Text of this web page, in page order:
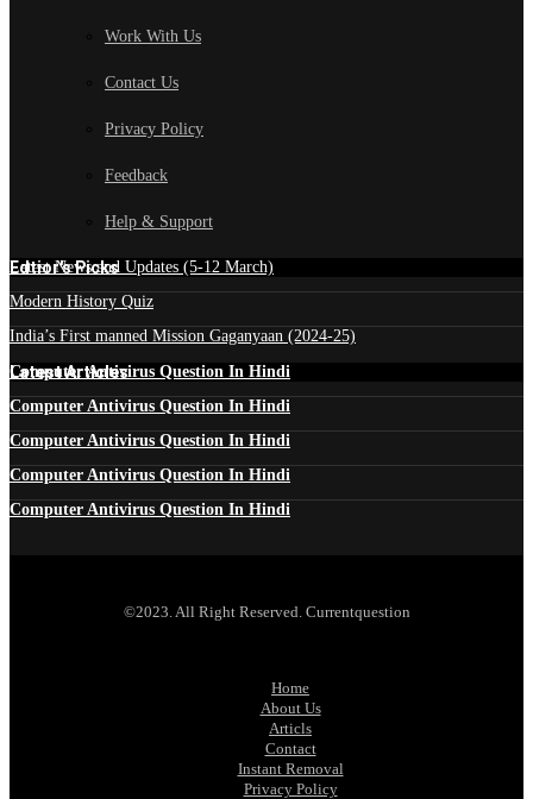
Work With Us
Contact Us
Privacy Policy
Feedback
Help & Support
Edtior's Picks
Latest News and Updates (5-12 March)
Modern History Quiz
India’s First manned Mission Gaganyaan (2024-25)
Latest Articles
Computer Antivirus Question In Hindi
Computer Antivirus Question In Hindi
Computer Antivirus Question In Hindi
Computer Antivirus Question In Hindi
Computer Antivirus Question In Hindi
©2023. All Right Reserved. Currentquestion
Home
About Us
Articls
Contact
Instant Removal
Privacy Policy